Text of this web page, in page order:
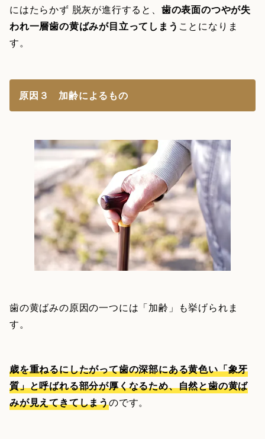
にはたらかず 脱灰が進行すると、 歯の表面のつやが失
われ一層歯の黄ばみが目立ってしまう ことになりま
す。
原因３ 加齢によるもの
歯の黄ばみの原因の一つには「加齢」も挙げられま
す。
歳を重ねるにしたがって歯の深部にある黄色い「象牙
質」と呼ばれる部分が厚くなるため、自然と歯の黄ば
みが見えてきてしまうのです。